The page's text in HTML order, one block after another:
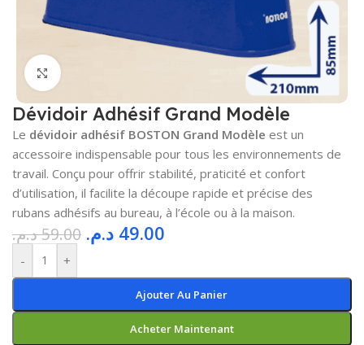
Cliquez pour agrandir
Dévidoir Adhésif Grand Modèle
Le dévidoir adhésif BOSTON Grand Modèle est un
accessoire indispensable pour tous les environnements de
travail. Conçu pour offrir stabilité, praticité et confort
d’utilisation, il facilite la découpe rapide et précise des
rubans adhésifs au bureau, à l’école ou à la maison.
59.00د.م. 49.00 د.م.
- +
Ajouter Au Panier
Acheter Maintenant